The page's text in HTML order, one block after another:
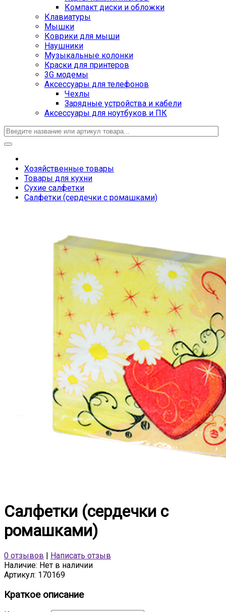
Компакт диски и обложки
Клавиатуры
Мышки
Коврики для мыши
Наушники
Музыкальные колонки
Краски для принтеров
3G модемы
Аксессуары для телефонов
Чехлы
Зарядные устройства и кабели
Аксессуары для ноутбуков и ПК
Хозяйственные товары
Товары для кухни
Сухие салфетки
Салфетки (сердечки с ромашками)
Салфетки (сердечки с
ромашками)
0 отзывов
Написать отзыв
Наличие: Нет в наличии
Артикул: 170169
Краткое описание